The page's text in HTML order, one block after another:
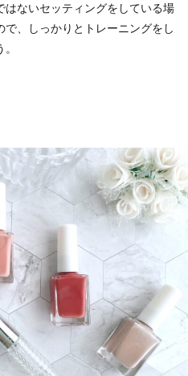
ないセッティングをしている場
、しっかりとトレーニングをし